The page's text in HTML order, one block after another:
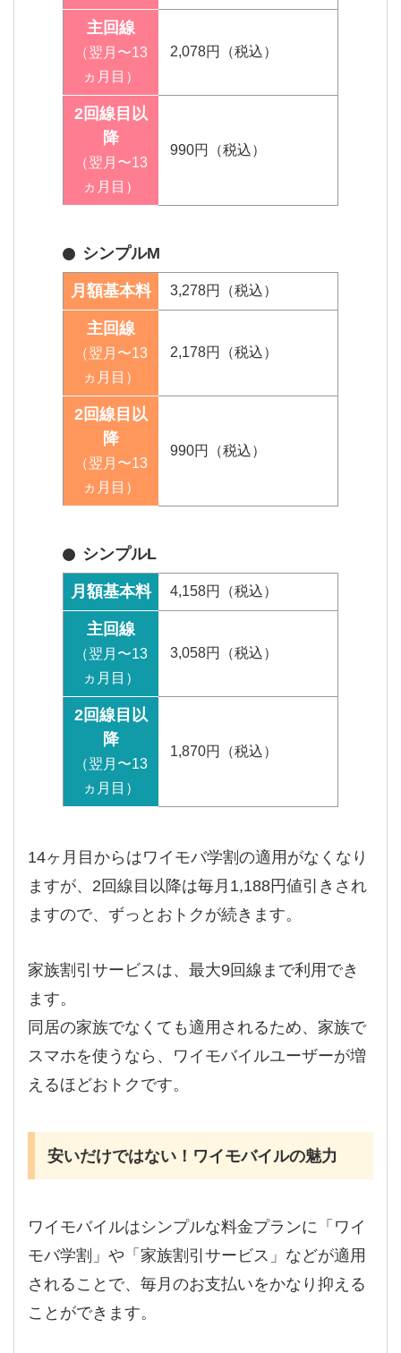
主回線
（翌月〜13
ヵ月目）
2,078円（税込）
2回線目以
降
（翌月〜13
ヵ月目）
990円（税込）
シンプルM
月額基本料 3,278円（税込）
主回線
（翌月〜13
ヵ月目）
2,178円（税込）
2回線目以
降
（翌月〜13
ヵ月目）
990円（税込）
シンプルL
月額基本料 4,158円（税込）
主回線
（翌月〜13
ヵ月目）
3,058円（税込）
2回線目以
降
（翌月〜13
ヵ月目）
1,870円（税込）
14ヶ月目からはワイモバ学割の適用がなくなり
ますが、2回線目以降は毎月1,188円値引きされ
ますので、ずっとおトクが続きます。
家族割引サービスは、最大9回線まで利用でき
ます。
同居の家族でなくても適用されるため、家族で
スマホを使うなら、ワイモバイルユーザーが増
えるほどおトクです。
安いだけではない！ワイモバイルの魅力
ワイモバイルはシンプルな料金プランに「ワイ
モバ学割」や「家族割引サービス」などが適用
されることで、毎月のお支払いをかなり抑える
ことができます。